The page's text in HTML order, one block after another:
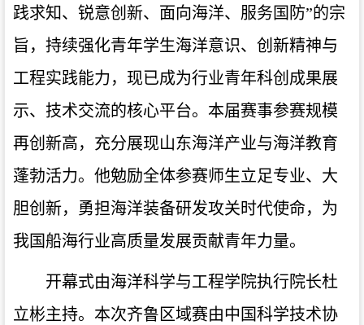
践求知、锐意创新、面向海洋、服务国防”的宗
旨，持续强化青年学生海洋意识、创新精神与
工程实践能力，现已成为行业青年科创成果展
示、技术交流的核心平台。本届赛事参赛规模
再创新高，充分展现山东海洋产业与海洋教育
蓬勃活力。他勉励全体参赛师生立足专业、大
胆创新，勇担海洋装备研发攻关时代使命，为
我国船海行业高质量发展贡献青年力量。
开幕式由海洋科学与工程学院执行院长杜
立彬主持。本次齐鲁区域赛由中国科学技术协